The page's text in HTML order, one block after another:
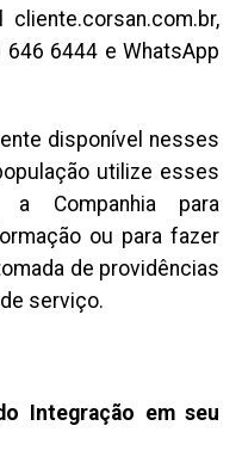
6444 e WhatsApp
disponível nesses
utilize esses
Companhia para
ou para fazer
de providências
serviço.
Integração em seu